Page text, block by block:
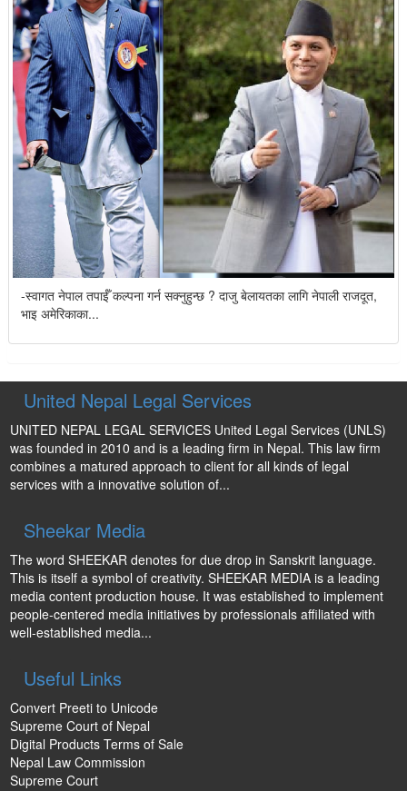
-स्वागत नेपाल तपाईँ कल्पना गर्न सक्नुहुन्छ ? दाजु बेलायतका लागि नेपाली राजदूत,
भाइ अमेरिकाका...
United Nepal Legal Services
UNITED NEPAL LEGAL SERVICES United Legal Services (UNLS)
was founded in 2010 and is a leading firm in Nepal. This law firm
combines a matured approach to client for all kinds of legal
services with a innovative solution of...
Sheekar Media
The word SHEEKAR denotes for due drop in Sanskrit language.
This is itself a symbol of creativity. SHEEKAR MEDIA is a leading
media content production house. It was established to implement
people-centered media initiatives by professionals affiliated with
well-established media...
Useful Links
Convert Preeti to Unicode
Supreme Court of Nepal
Digital Products Terms of Sale
Nepal Law Commission
Supreme Court